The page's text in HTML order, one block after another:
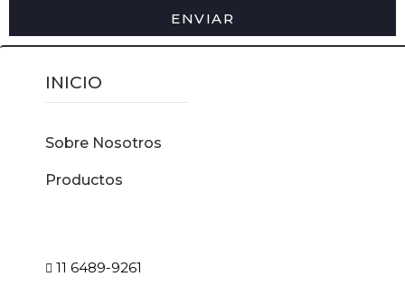
ENVIAR
INICIO
Sobre Nosotros
Productos
11 6489-9261